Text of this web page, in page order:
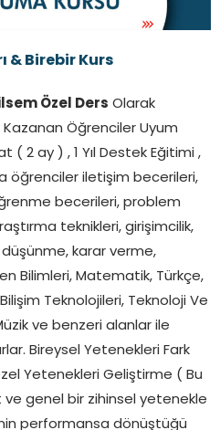
& Birebir Kurs
Özel Ders Olarak
Kazanan Öğrenciler Uyum
( 2 ay ) , 1 Yıl Destek Eğitimi ,
öğrenciler iletişim becerileri,
becerileri, problem
teknikleri, girişimcilik,
karar verme,
Bilimleri, Matematik, Türkçe,
Teknolojileri, Teknoloji Ve
ve benzeri alanlar ile
Bireysel Yetenekleri Fark
Yetenekleri Geliştirme ( Bu
ve genel bir zihinsel yetenekle
performansa dönüştüğü